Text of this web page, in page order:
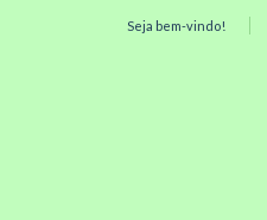
Seja bem-vindo!